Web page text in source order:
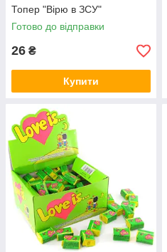
Топер "Вірю в ЗСУ"
Готово до відправки
26 ₴
Купити